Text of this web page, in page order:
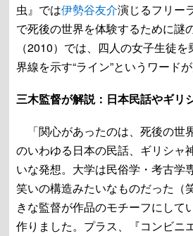
虫』では伊勢谷友介演じるフリー
で死後の世界を体験するために謎
（2010）では、四人の女子生徒
界線を示す“ライン”というワードが
三木監督が解説：日本民話やギリ
「関心があったのは、死後の世
のいわゆる日本の民話、ギリシャ
いな発想。大学は民俗学・考古学
笑いの構造みたいなものだった（笑
きな監督が作品のモチーフにして
作りました。プラス、『コンビニ